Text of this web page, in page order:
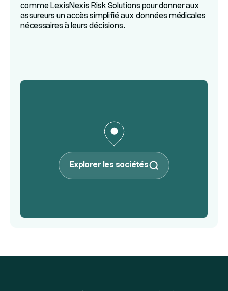
comme LexisNexis Risk Solutions pour donner aux
assureurs un accès simplifié aux données médicales
nécessaires à leurs décisions.
Explorer les sociétés